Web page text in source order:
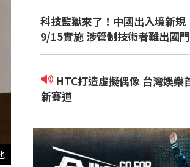
科技監獄來了！中國出入境新規
9/15實施 涉管制技術者難出國門
新賽道